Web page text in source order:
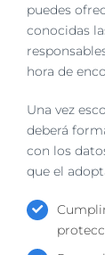
puedes
conocidas
hora de
Una vez
deberá
con los
que el